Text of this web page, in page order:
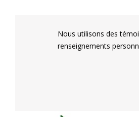
Nous utilisons des
renseignements